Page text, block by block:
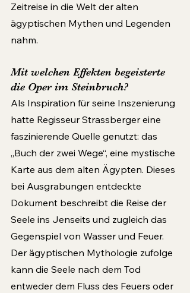
Zeitreise in die Welt der alten
ägyptischen Mythen und Legenden
nahm.
Mit welchen Effekten begeisterte
die Oper im Steinbruch?
Als Inspiration für seine Inszenierung
hatte Regisseur Strassberger eine
faszinierende Quelle genutzt: das
„Buch der zwei Wege“, eine mystische
Karte aus dem alten Ägypten. Dieses
bei Ausgrabungen entdeckte
Dokument beschreibt die Reise der
Seele ins Jenseits und zugleich das
Gegenspiel von Wasser und Feuer.
Der ägyptischen Mythologie zufolge
kann die Seele nach dem Tod
entweder dem Fluss des Feuers oder